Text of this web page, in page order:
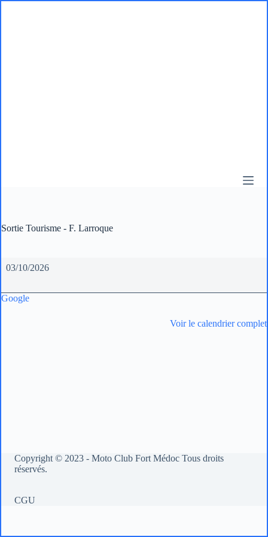
Sortie Tourisme - F. Larroque
Sortie
Tourisme
F.
Larroque
03/10/2026
Google
Voir le calendrier complet
Copyright © 2023 - Moto Club Fort Médoc Tous droits
réservés.
CGU